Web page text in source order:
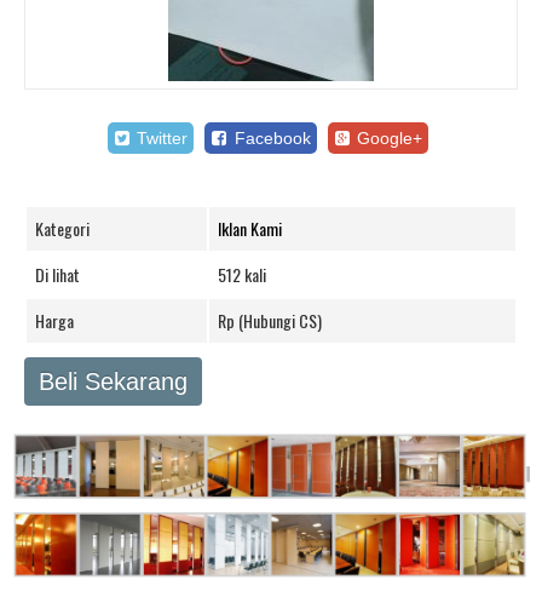
Twitter Facebook Google+
Kategori
Iklan Kami
Di lihat
512 kali
Harga
Rp (Hubungi CS)
Beli Sekarang